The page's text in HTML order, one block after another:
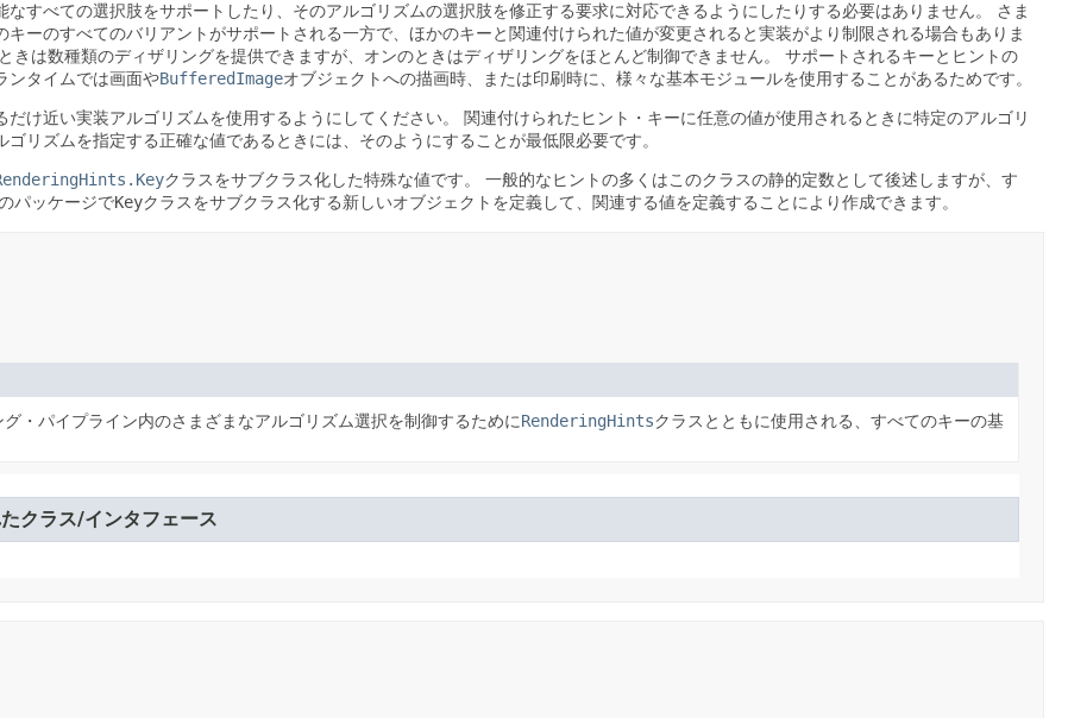
すべての選択肢をサポートしたり、そのアルゴリズムの選択肢を修正する要求に対応できるようにしたりする必要はありません。
さま
ーのすべてのバリアントがサポートされる一方で、ほかのキーと関連付けられた値が変更されると実装がより制限される場合もありま
は数種類のディザリングを提供できますが、オンのときはディザリングをほとんど制御できません。
サポートされるキーとヒントの
ンタイムでは画面やBufferedImageオブジェクトへの描画時、または印刷時に、様々な基本モジュールを使用することがあるためです。
け近い実装アルゴリズムを使用するようにしてください。
関連付けられたヒント・キーに任意の値が使用されるときに特定のアルゴリ
リズムを指定する正確な値であるときには、そのようにすることが最低限必要です。
クラスをサブクラス化した特殊な値です。
一般的なヒントの多くはこのクラスの静的定数として後述しますが、す
パッケージでKeyクラスをサブクラス化する新しいオブジェクトを定義して、関連する値を定義することにより作成できます。
・パイプライン内のさまざまなアルゴリズム選択を制御するためにRenderingHintsクラスとともに使用される、すべてのキーの基
クラス/インタフェース